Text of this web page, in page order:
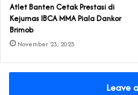
Atlet Banten Cetak Prestasi di
Kejurnas IBCA MMA Piala Dankor
Brimob
November 23, 2025
Leave